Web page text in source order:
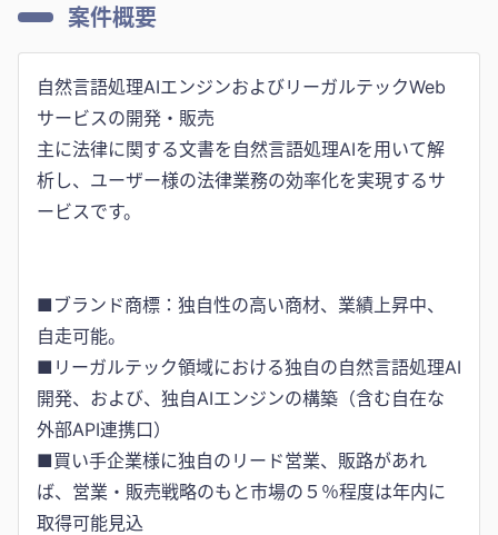
案件概要
自然言語処理AIエンジンおよびリーガルテックWeb
サービスの開発・販売
主に法律に関する文書を自然言語処理AIを用いて解
析し、ユーザー様の法律業務の効率化を実現するサ
ービスです。
■ブランド商標：独自性の高い商材、業績上昇中、
自走可能。
■リーガルテック領域における独自の自然言語処理AI
開発、および、独自AIエンジンの構築（含む自在な
外部API連携口）
■買い手企業様に独自のリード営業、販路があれ
ば、営業・販売戦略のもと市場の５％程度は年内に
取得可能見込